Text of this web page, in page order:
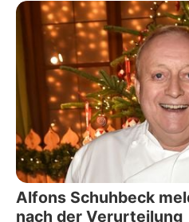
Alfons Schuhbeck
nach der Verurteilung